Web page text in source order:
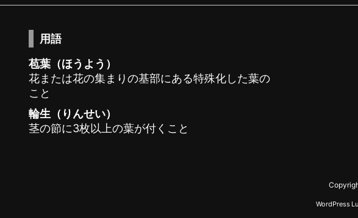
用語
苞葉（ほうよう）
花または花の集まりの基部にある特殊化した葉の
こと
輪生（りんせい）
茎の節に3枚以上の葉が付くこと
WordPress